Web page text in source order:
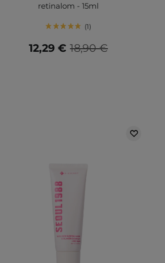
retinalom - 15ml
1
18,90 €
12,29 €